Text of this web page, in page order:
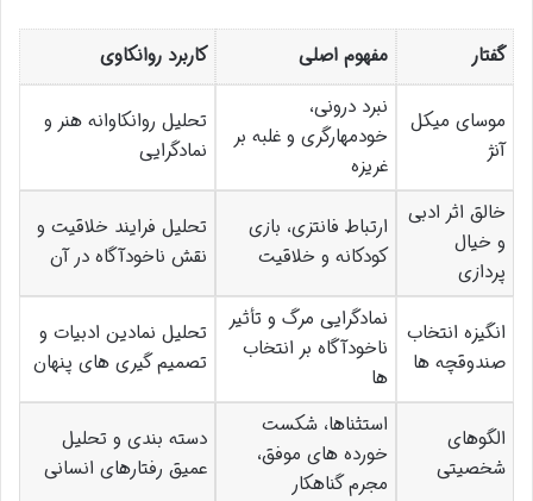
گفتار مفهوم اصلی کاربرد روانکاوی
موسای میکل
آنژ
نبرد درونی،
خودمهارگری و غلبه بر
غریزه
تحلیل روانکاوانه هنر و
نمادگرایی
خالق اثر ادبی
و خیال
پردازی
ارتباط فانتزی، بازی
کودکانه و خلاقیت
تحلیل فرایند خلاقیت و
نقش ناخودآگاه در آن
انگیزه انتخاب
صندوقچه ها
نمادگرایی مرگ و تأثیر
ناخودآگاه بر انتخاب
ها
تحلیل نمادین ادبیات و
تصمیم گیری های پنهان
الگوهای
شخصیتی
استثناها، شکست
خورده های موفق،
مجرم گناهکار
دسته بندی و تحلیل
عمیق رفتارهای انسانی